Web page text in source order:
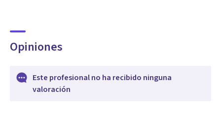
Opiniones
Este profesional no ha recibido ninguna
valoración